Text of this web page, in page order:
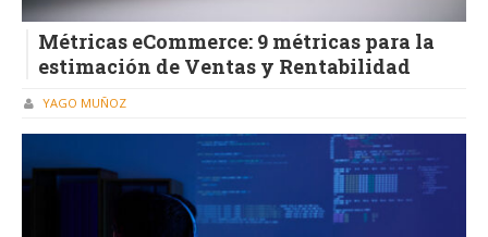
Métricas eCommerce: 9 métricas para la
estimación de Ventas y Rentabilidad
YAGO MUÑOZ